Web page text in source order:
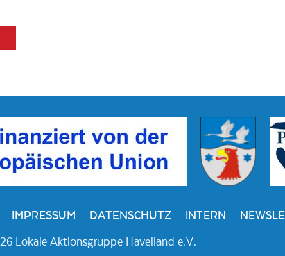
IMPRESSUM DATENSCHUTZ INTERN
Lokale Aktionsgruppe Havelland e.V.